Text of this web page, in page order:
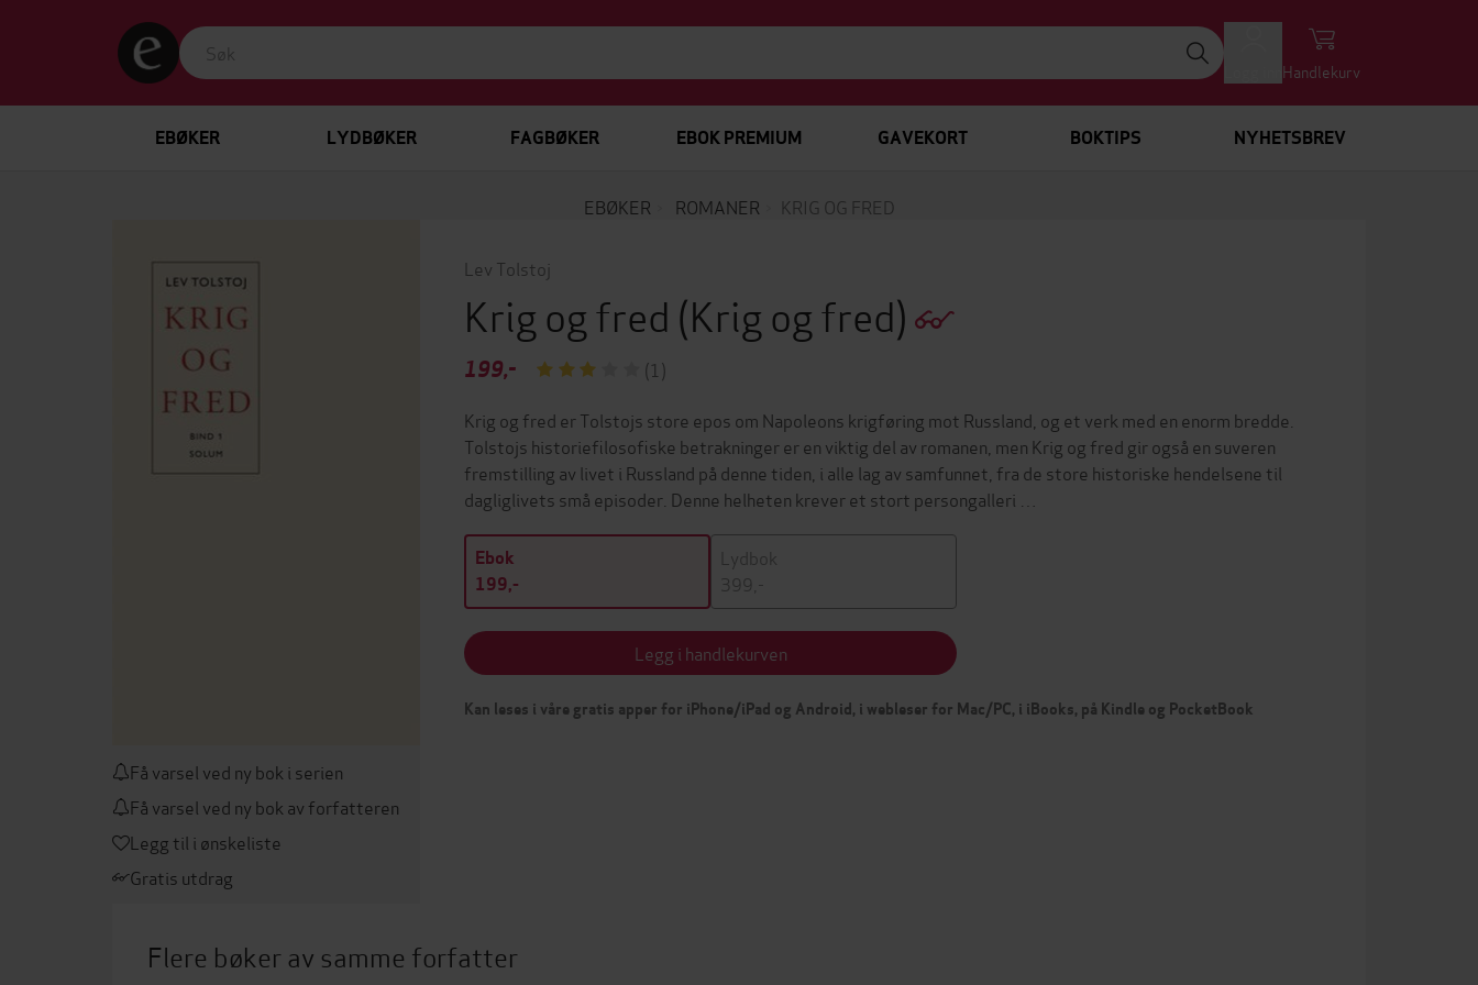
Handlekurv
EBØKER LYDBØKER FAGBØKER EBOK PREMIUM GAVEKORT BOKTIPS NYHETSBREV
EBØKER ROMANER KRIG OG FRED
Få varsel ved ny bok i serien
Få varsel ved ny bok av forfatteren
Legg til i ønskeliste
Gratis utdrag
Lev Tolstoj
Krig og fred (Krig og fred)
199,-
(1)
Krig og fred er Tolstojs store epos om Napoleons krigføring mot Russland, og et verk med en enorm bredde.
Tolstojs historiefilosofiske betrakninger er en viktig del av romanen, men Krig og fred gir også en suveren
fremstilling av livet i Russland på denne tiden, i alle lag av samfunnet, fra de store historiske hendelsene til
dagliglivets små episoder. Denne helheten krever et stort persongalleri …
Ebok
199,-
Lydbok
399,-
Legg i handlekurven
Kan leses i våre gratis apper for iPhone/iPad og Android, i webleser for Mac/PC, i iBooks, på Kindle og PocketBook
Flere bøker av samme forfatter